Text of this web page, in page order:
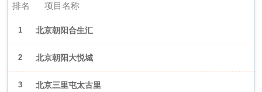
排名 项目名称
1 北京朝阳合生汇
2 北京朝阳大悦城
3 北京三里屯太古里